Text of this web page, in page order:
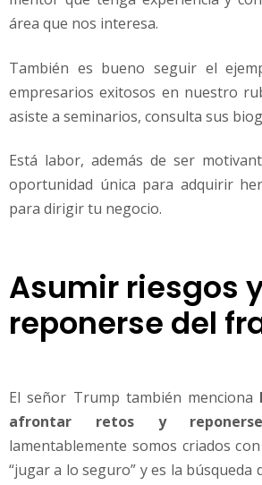
área que nos interesa.
También es bueno seguir el
empresarios exitosos en nuestro
asiste a seminarios, consulta sus
Está labor, además de ser
oportunidad única para adquirir
para dirigir tu negocio.
Asumir riesgos
reponerse del
El señor Trump también menciona
afrontar retos y
lamentablemente somos criados
“jugar a lo seguro” y es la búsqueda